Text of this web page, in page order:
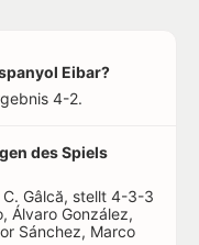
Eibar?
4-2.
des Spiels
C. Gâlcă, stellt 4-3-3
Álvaro González,
Sánchez, Marco